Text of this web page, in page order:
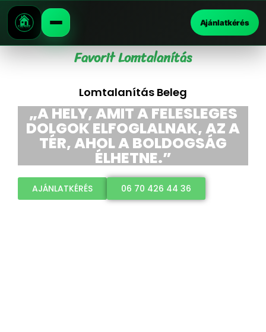
Ajánlatkérés
Favorit Lomtalanítás
Lomtalanítás Beleg
„A HELY, AMIT A FELESLEGES
DOLGOK ELFOGLALNAK, AZ A
TÉR, AHOL A BOLDOGSÁG
ÉLHETNE.”
AJÁNLATKÉRÉS 06 70 426 44 36